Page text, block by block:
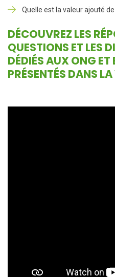
Quelle est la valeur ajouté
DÉCOUVREZ LES
QUESTIONS ET LES
DÉDIÉS AUX ONG ET
PRÉSENTÉS DANS